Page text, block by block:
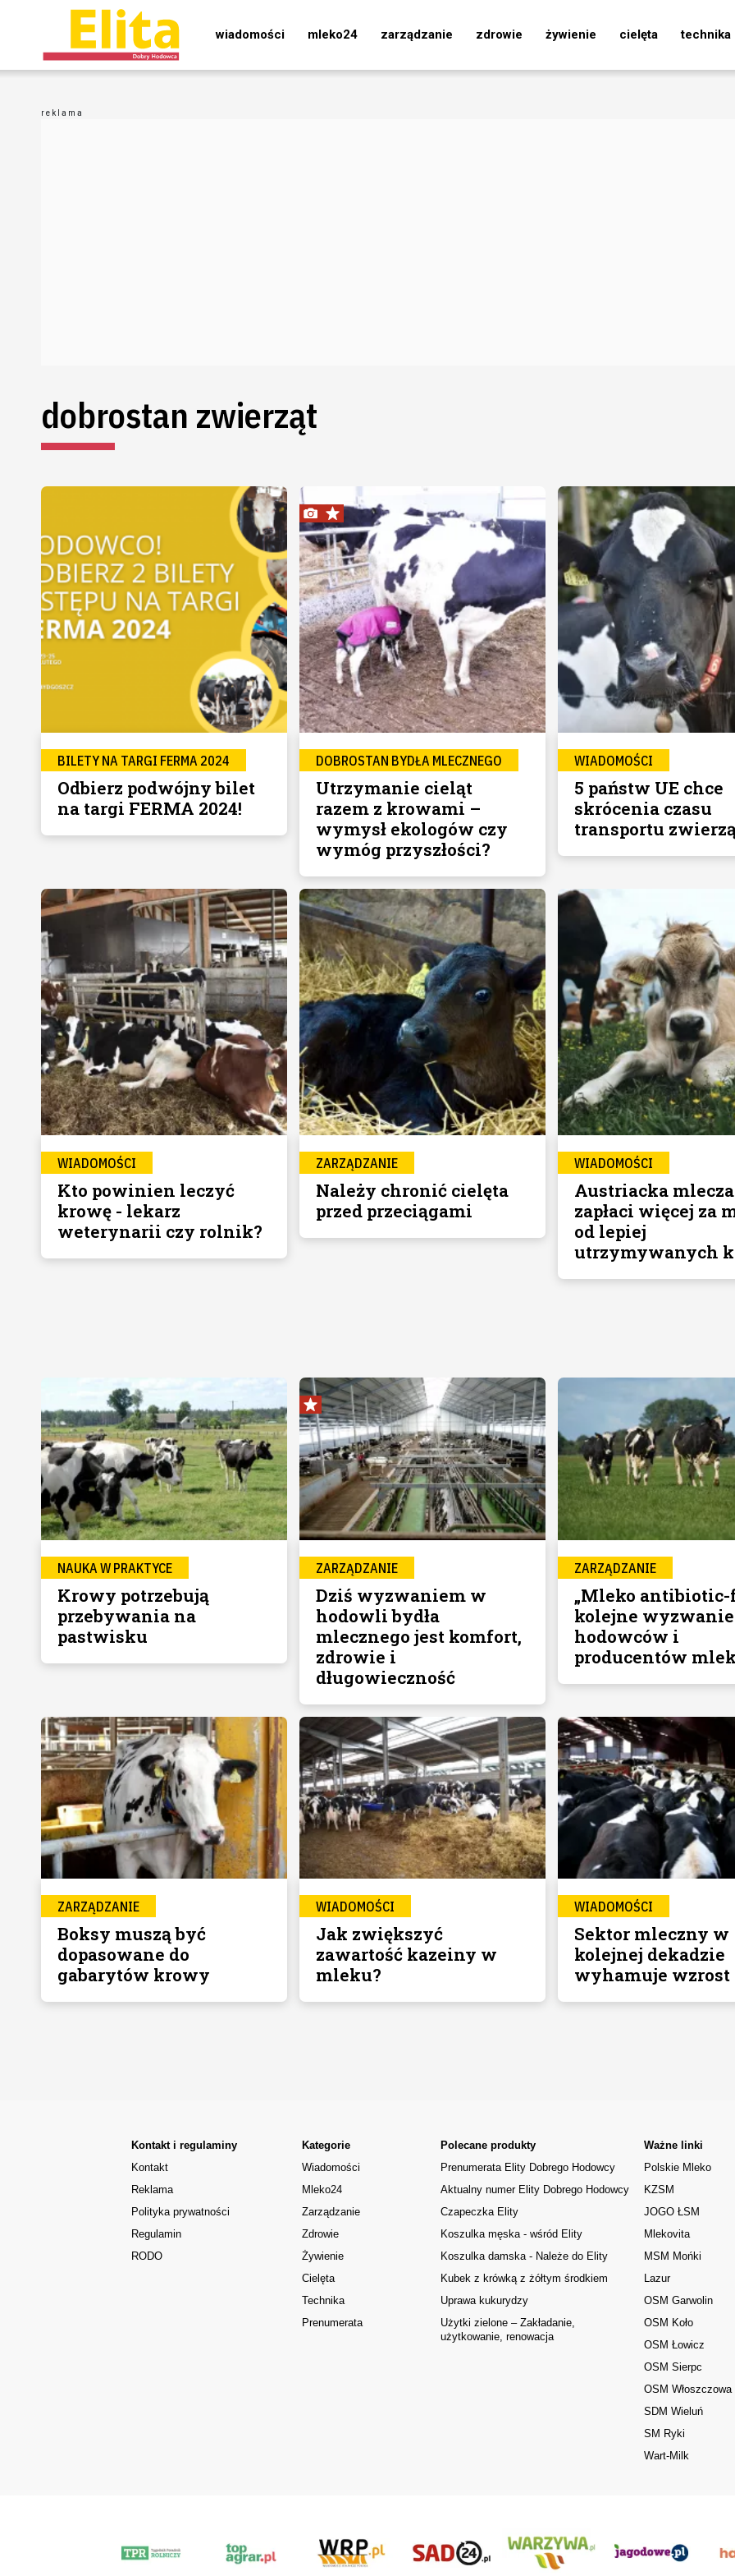
wiadomości mleko24 zarządzanie zdrowie żywienie cielęta technika
dobrostan zwierząt
BILETY NA TARGI FERMA 2024
Odbierz podwójny bilet
na targi FERMA 2024!
DOBROSTAN BYDŁA MLECZNEGO
Utrzymanie cieląt
razem z krowami –
wymysł ekologów czy
wymóg przyszłości?
WIADOMOŚCI
5 państw UE chce
skrócenia czasu
transportu
WIADOMOŚCI
Kto powinien leczyć
krowę - lekarz
weterynarii czy rolnik?
ZARZĄDZANIE
Należy chronić cielęta
przed przeciągami
WIADOMOŚCI
Austriacka
zapłaci więcej za
od lepiej
utrzymywanych
NAUKA W PRAKTYCE
Krowy potrzebują
przebywania na
pastwisku
ZARZĄDZANIE
Dziś wyzwaniem w
hodowli bydła
mlecznego jest komfort,
zdrowie i
długowieczność
ZARZĄDZANIE
„Mleko antibiotic-
kolejne
hodowców i
producentów
ZARZĄDZANIE
Boksy muszą być
dopasowane do
gabarytów krowy
WIADOMOŚCI
Jak zwiększyć
zawartość kazeiny w
mleku?
WIADOMOŚCI
Sektor mleczny w
kolejnej dekadzie
wyhamuje wzrost
Kontakt i regulaminy
Kontakt
Reklama
Polityka prywatności
Regulamin
RODO
Kategorie
Wiadomości
Mleko24
Zarządzanie
Zdrowie
Żywienie
Cielęta
Technika
Prenumerata
Polecane produkty
Prenumerata Elity Dobrego Hodowcy
Aktualny numer Elity Dobrego Hodowcy
Czapeczka Elity
Koszulka męska - wśród Elity
Koszulka damska - Należe do Elity
Kubek z krówką z żółtym środkiem
Uprawa kukurydzy
Użytki zielone – Zakładanie,
użytkowanie, renowacja
Ważne linki
Polskie Mleko
KZSM
JOGO ŁSM
Mlekovita
MSM Mońki
Lazur
OSM Garwolin
OSM Koło
OSM Łowicz
OSM Sierpc
OSM Włoszczowa
SDM Wieluń
SM Ryki
Wart-Milk